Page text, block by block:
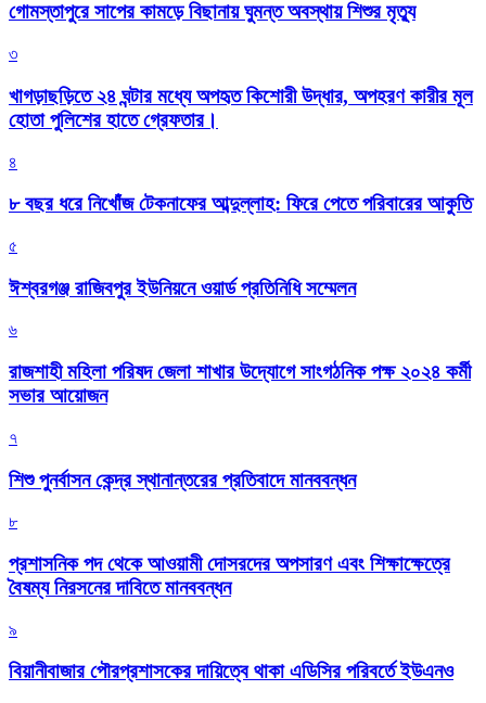
গোমস্তাপুরে সাপের কামড়ে বিছানায় ঘুমন্ত অবস্থায় শিশুর মৃত্যু
৩
খাগড়াছড়িতে ২৪ ঘন্টার মধ্যে অপহৃত কিশোরী উদ্ধার, অপহরণ কারীর মূল
হোতা পুলিশের হাতে গ্রেফতার।
৪
৮ বছর ধরে নিখোঁজ টেকনাফের আব্দুল্লাহ: ফিরে পেতে পরিবারের আকুতি
৫
ঈশ্বরগঞ্জ রাজিবপুর ইউনিয়নে ওয়ার্ড প্রতিনিধি সম্মেলন
৬
রাজশাহী মহিলা পরিষদ জেলা শাখার উদ্যোগে সাংগঠনিক পক্ষ ২০২৪ কর্মী
সভার আয়োজন
৭
শিশু পুনর্বাসন কেন্দ্র স্থানান্তরের প্রতিবাদে মানববন্ধন
৮
প্রশাসনিক পদ থেকে আওয়ামী দোসরদের অপসারণ এবং শিক্ষাক্ষেত্রে
বৈষম্য নিরসনের দাবিতে মানববন্ধন
৯
বিয়ানীবাজার পৌরপ্রশাসকের দায়িত্বে থাকা এডিসির পরিবর্তে ইউএনও